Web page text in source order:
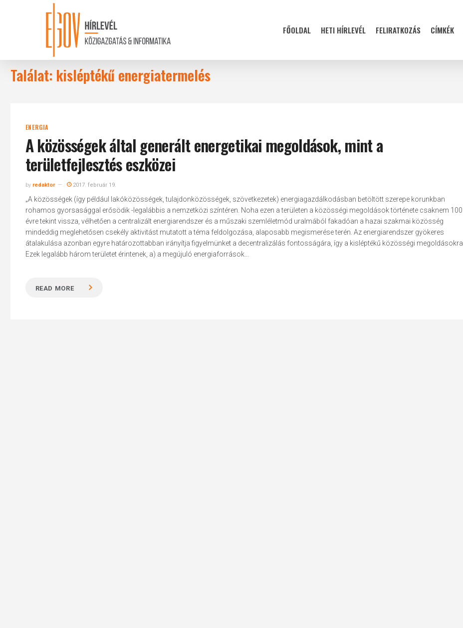
Hit enter to search or ESC to close
FŐOLDAL HETI HÍRLEVÉL FELIRATKOZÁS CÍMKÉK
Találat: kisléptékű energiatermelés
ENERGIA
A közösségek által generált energetikai megoldások, mint a
területfejlesztés eszközei
by redaktor 2017. február 19.
„A közösségek (így például lakóközösségek, tulajdonközösségek, szövetkezetek) energiagazdálkodásban betöltött szerepe korunkban
rohamos gyorsasággal erősödik -legalábbis a nemzetközi színtéren. Noha ezen a területen a közösségi megoldások története csaknem 100
évre tekint vissza, vélhetően a centralizált energiarendszer és a műszaki szemléletmód uralmából fakadóan a hazai szakmai közösség
mindeddig meglehetősen csekély aktivitást mutatott a téma feldolgozása, alaposabb megismerése terén. Az energiarendszer gyökeres
átalakulása azonban egyre határozottabban irányítja figyelmünket a decentralizálás fontosságára, így a kisléptékű közösségi megoldásokra.
Ezek legalább három területet érintenek, a) a megújuló energiaforrások...
READ MORE